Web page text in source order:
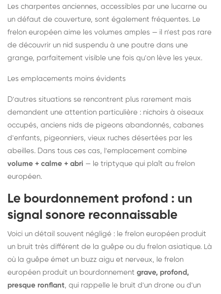
Les charpentes anciennes, accessibles par une lucarne ou
un défaut de couverture, sont également fréquentes. Le
frelon européen aime les volumes amples — il n'est pas rare
de découvrir un nid suspendu à une poutre dans une
grange, parfaitement visible une fois qu'on lève les yeux.
Les emplacements moins évidents
D'autres situations se rencontrent plus rarement mais
demandent une attention particulière : nichoirs à oiseaux
occupés, anciens nids de pigeons abandonnés, cabanes
d'enfants, pigeonniers, vieux ruches désertées par les
abeilles. Dans tous ces cas, l'emplacement combine
volume + calme + abri — le triptyque qui plaît au frelon
européen.
Le bourdonnement profond : un
signal sonore reconnaissable
Voici un détail souvent négligé : le frelon européen produit
un bruit très différent de la guêpe ou du frelon asiatique. Là
où la guêpe émet un buzz aigu et nerveux, le frelon
européen produit un bourdonnement grave, profond,
presque ronflant, qui rappelle le bruit d'un drone ou d'un